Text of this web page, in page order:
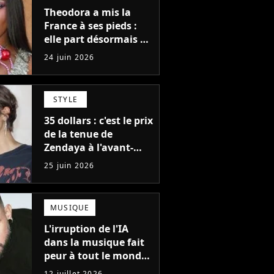
Theodora a mis la
France à ses pieds :
elle part désormais à
la conquête du
monde avec son
premier gros feat
international
24 juin 2026
STYLE
35 dollars : c'est le prix
de la tenue de
Zendaya à l'avant-
première de Spider-
Man à Paris, "Le style
n'a pas besoin de
coûter une fortune"
25 juin 2026
MUSIQUE
L'irruption de l'IA
dans la musique fait
peur à tout le monde,
sauf à ce célèbre DJ :